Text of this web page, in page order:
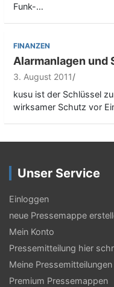
Funk-…
FINANZEN
Alarmanlagen
3. August 2011
kusu ist der Schlüssel
wirksamer Schutz vor
Unser Service
Einloggen
neue Pressemappe
Mein Konto
Pressemitteilung hier
Meine Pressemitteilungen
Premium Pressemappen